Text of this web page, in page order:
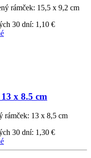
rámček: 15,5 x 9,2 cm
30 dní: 1,10 €
x 8.5 cm
rámček: 13 x 8,5 cm
30 dní: 1,30 €